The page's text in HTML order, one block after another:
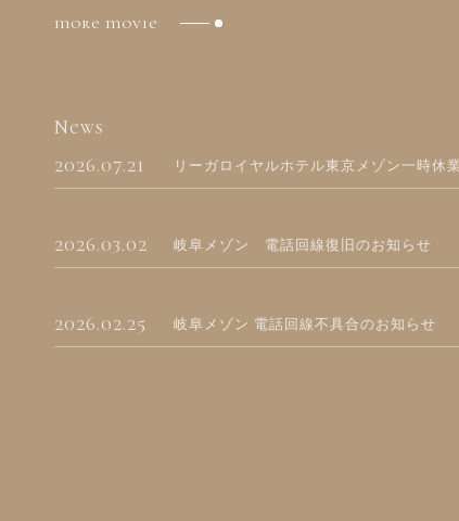
more movie
News
2026.07.21
リーガロイヤルホテル東京メゾン一時休
2026.03.02 岐阜メゾン 電話回線復旧のお知らせ
2026.02.25 岐阜メゾン 電話回線不具合のお知らせ